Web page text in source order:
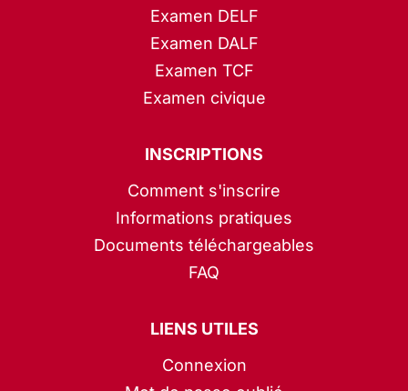
Examen DELF
Examen DALF
Examen TCF
Examen civique
INSCRIPTIONS
Comment s'inscrire
Informations pratiques
Documents téléchargeables
FAQ
LIENS UTILES
Connexion